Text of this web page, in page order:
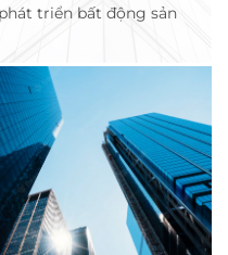
triển bất động sản